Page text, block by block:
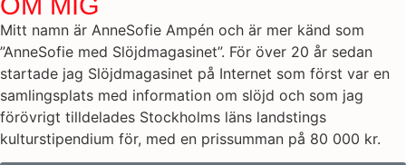
Mitt namn är AnneSofie Ampén och är mer känd som
”AnneSofie med Slöjdmagasinet”. För över 20 år sedan
startade jag Slöjdmagasinet på Internet som först var en
samlingsplats med information om slöjd och som jag
förövrigt tilldelades Stockholms läns landstings
kulturstipendium för, med en prissumman på 80 000 kr.